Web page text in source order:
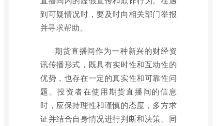
到可疑情况时，要及时向相关部门举报
并寻求帮助。
期货直播间作为一种新兴的财经资
讯传播形式，既具有实时性和互动性的
优势，也存在一定的真实性和可靠性问
题。投资者在使用期货直播间的信息
时，应保持理性和谨慎的态度，多方求
证并结合自身情况进行判断和决策。同